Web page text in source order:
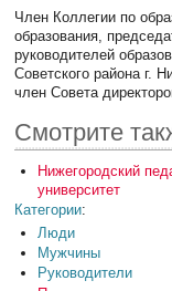
Член Коллегии по
образования,
руководителей
Советского района г.
член Совета
Смотрите
Нижегородский
университет
Категории:
Люди
Мужчины
Руководители